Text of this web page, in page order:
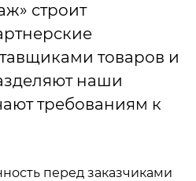
строит
товаров и
наши
требованиям к
перед заказчиками